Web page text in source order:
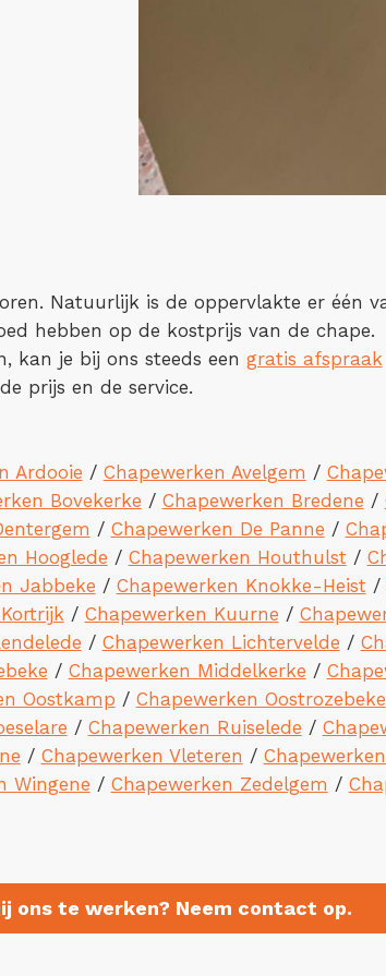
Natuurlijk is de oppervlakte er één
hebben op de kostprijs van de chape.
kan je bij ons steeds een gratis afspraak
prijs en de service.
Ardooie / Chapewerken Avelgem /
Bovekerke / Chapewerken Bredene /
/ Chapewerken De Panne /
Hooglede / Chapewerken Houthulst/
Jabbeke / Chapewerken Knokke-Heist/
/ Chapewerken Kuurne /
/ Chapewerken Lichtervelde /
/ Chapewerken Middelkerke /
Oostkamp / Chapewerken Oostrozebeke
/ Chapewerken Ruiselede /
/ Chapewerken Vleteren /
Wingene / Chapewerken Zedelgem /
ons te werken? Neem contact op.